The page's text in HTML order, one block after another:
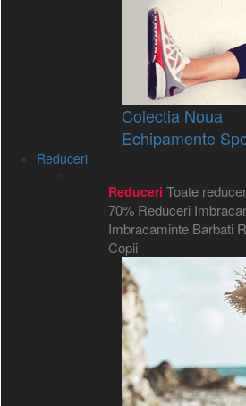
Colectia Noua
Echipamente
Reduceri
Reduceri Toate
70% Reduceri
Imbracaminte Barbati
Copii